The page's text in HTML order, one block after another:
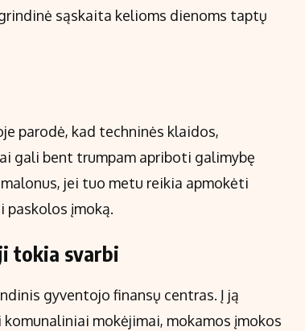
sąskaita kelioms dienoms taptų
parodė, kad techninės klaidos,
gali bent trumpam apriboti galimybę
jei tuo metu reikia apmokėti
įmoką.
tokia svarbi
gyventojo finansų centras. Į ją
mokėjimai, mokamos įmokos